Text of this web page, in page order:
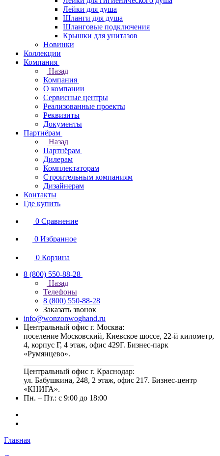
Лейки для душа
Шланги для душа
Шланговые подключения
Крышки для унитазов
Новинки
Коллекции
Компания
Назад
Компания
О компании
Сервисные центры
Реализованные проекты
Реквизиты
Документы
Партнёрам
Назад
Партнёрам
Дилерам
Комплектаторам
Строительным компаниям
Дизайнерам
Контакты
Где купить
0 Сравнение
0 Избранное
0 Корзина
8 (800) 550-88-28
Назад
Телефоны
8 (800) 550-88-28
Заказать звонок
info@wonzonwoghand.ru
Центральный офис г. Москва:
поселение Московский, Киевское шоссе, 22-й километр,
4, корпус Г, 4 этаж, офис 429Г. Бизнес-парк
«Румянцево».
Центральный офис г. Краснодар:
ул. Бабушкина, 248, 2 этаж, офис 217. Бизнес-центр
«КНИГА».
Пн. – Пт.: с 9:00 до 18:00
Главная